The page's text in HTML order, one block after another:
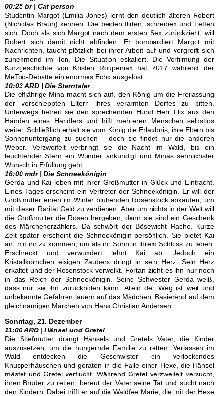
00:25 br | Cat person
Studentin Margot (Emilia Jones) lernt den deutlich älteren Robert
(Nicholas Braun) kennen. Die beiden flirten, schreiben und treffen
sich. Doch als sich Margot nach dem ersten Sex zurückzieht, will
Robert sich damit nicht abfinden. Er bombardiert Margot mit
Nachrichten, taucht plötzlich bei ihrer Arbeit auf und vergreift sich
zunehmend im Ton. Die Situation eskaliert. Die Verfilmung der
Kurzgeschichte von Kristen Roupenian hat 2017 während der
MeToo-Debatte ein enormes Echo ausgelöst.
10:03 ARD | Die Sterntaler
Die elfjährige Mina macht sich auf, den König um die Freilassung
der verschleppten Eltern ihres verarmten Dorfes zu bitten.
Unterwegs befreit sie den sprechenden Hund Herr Flix aus den
Händen eines Händlers und hilft mehreren Menschen selbstlos
weiter. Schließlich erhält sie vom König die Erlaubnis, ihre Eltern bis
Sonnenuntergang zu suchen – doch sie findet nur die anderen
Weber. Verzweifelt verbringt sie die Nacht im Wald, bis ein
leuchtender Stern ein Wunder ankündigt und Minas sehnlichster
Wunsch in Erfüllung geht.
16:00 mdr | Die Schneekönigin
Gerda und Kai leben mit ihrer Großmutter in Glück und Eintracht.
Eines Tages erscheint ein Vertreter der Schneekönigin. Er will der
Großmutter einen im Winter blühenden Rosenstock abkaufen, um
mit dieser Rarität Geld zu verdienen. Aber um nichts in der Welt will
die Großmutter die Rosen hergeben, denn sie sind ein Geschenk
des Märchenerzählers. Da schwört der Bösewicht Rache. Kurze
Zeit später erscheint die Schneekönigin persönlich. Sie bietet Kai
an, mit ihr zu kommen, um als ihr Sohn in ihrem Schloss zu leben.
Erschreckt und verwundert lehnt Kai ab. Jedoch ein
Kristallkörnchen eisigen Zaubers dringt in sein Herz. Sein Herz
erkaltet und der Rosenstock verwelkt. Fortan zieht es ihn nur noch
in das Reich der Schneekönigin. Seine Schwester Gerda weiß,
dass nur sie ihn zurückholen kann. Allein der Weg ist weit und
unbekannte Gefahren lauern auf das Mädchen. Basierend auf dem
gleichnamigen Märchen von Hans Christian Andersen.
Sonntag, 21. Dezember
11:00 ARD | Hänsel und Gretel
Die Stiefmutter drängt Hänsels und Gretels Vater, die Kinder
auszusetzen, um die hungernde Familie zu retten. Verlassen im
Wald entdecken die Geschwister ein verlockendes
Knusperhäuschen und geraten in die Falle einer Hexe, die Hänsel
mästet und Gretel verflucht. Während Gretel verzweifelt versucht,
ihren Bruder zu retten, bereut der Vater seine Tat und sucht nach
den Kindern. Dabei trifft er auf die Waldfee Marie, die mit der Hexe